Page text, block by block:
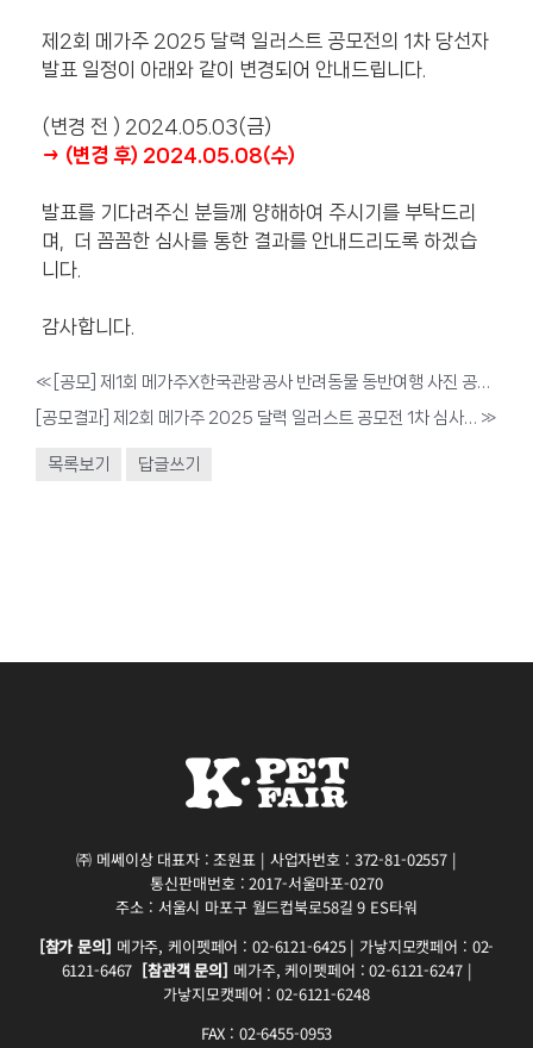
제2회 메가주 2025 달력 일러스트 공모전의 1차 당선자
발표 일정이 아래와 같이 변경되어 안내드립니다.
(변경 전 ) 2024.05.03(금)
→ (변경 후) 2024.05.08(수)
발표를 기다려주신 분들께 양해하여 주시기를 부탁드리
며, 더 꼼꼼한 심사를 통한 결과를 안내드리도록 하겠습
니다.
감사합니다.
«
[공모] 제1회 메가주X한국관광공사 반려동물 동반여행 사진 공모전 온라인 투표 안내 (~ 5/6 까지)
[공모결과] 제2회 메가주 2025 달력 일러스트 공모전 1차 심사 결과 안내 »
목록보기 답글쓰기
㈜ 메쎄이상 대표자 : 조원표 | 사업자번호 : 372-81-02557 |
통신판매번호 : 2017-서울마포-0270
주소 : 서울시 마포구 월드컵북로58길 9 ES타워
[참가 문의] 메가주, 케이펫페어 : 02-6121-6425 | 가낳지모캣페어 : 02-
6121-6467 [참관객 문의] 메가주, 케이펫페어 : 02-6121-6247 |
가낳지모캣페어 : 02-6121-6248
FAX : 02-6455-0953